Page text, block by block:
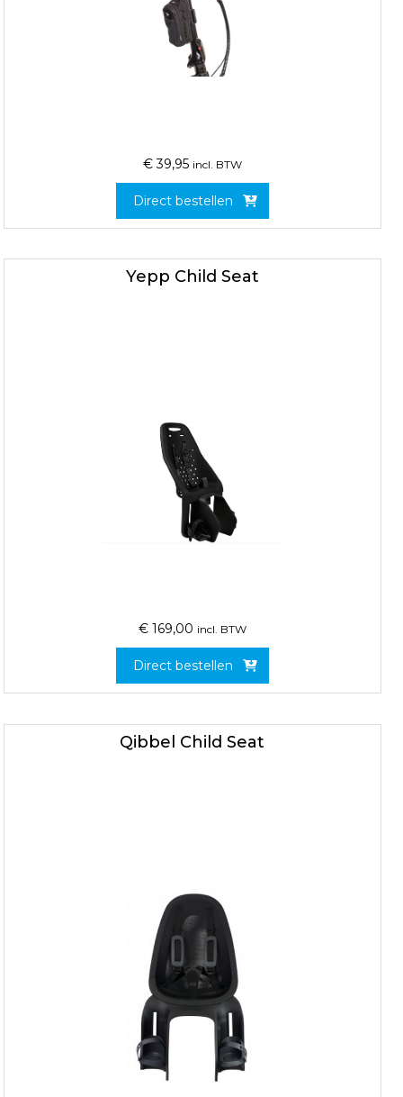
€ 39,95 incl. BTW
Direct bestellen
Yepp Child Seat
€ 169,00 incl. BTW
Direct bestellen
Qibbel Child Seat